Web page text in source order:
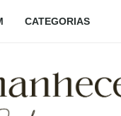
CATEGORIAS